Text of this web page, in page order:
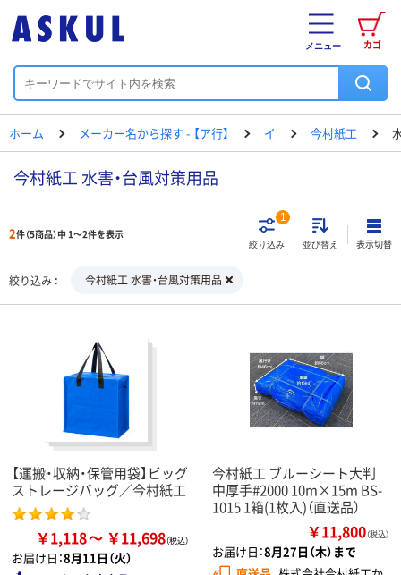
カゴ
メニュー
ホーム メーカー名から探す - 【ア行】 イ 今村紙工
今村紙工 水害・台風対策用品
2件（5商品）中 1～2件を表示
絞り込み
1
並び替え 表示切替
絞り込み 今村紙工 水害・台風対策用品
【運搬・収納・保管用袋】ビッグ
ストレージバッグ／今村紙工
￥1,118 ￥11,698
お届け日：8月11日（火）
今村紙工 ブルーシート大判
中厚手#2000 10m×15m BS-
1015 1箱(1枚入)（直送品）
￥11,800（税込）
お届け日：8月27日（木）まで